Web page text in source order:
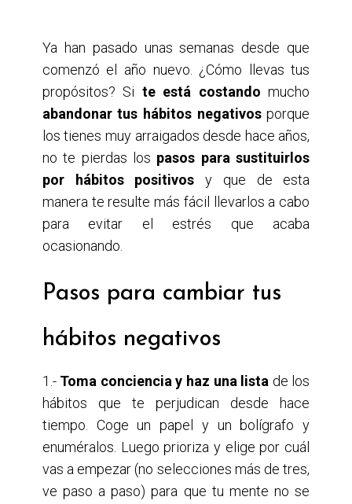
Ya han pasado unas semanas desde que
comenzó el año nuevo. ¿Cómo llevas tus
propósitos? Si te está costando mucho
abandonar tus hábitos negativosporque
los tienes muy arraigados desde hace años,
no te pierdas los pasos para sustituirlos
por hábitos positivos y que de esta
manera te resulte más fácil llevarlos a cabo
para evitar el estrés que acaba
ocasionando.
Pasos para cambiar tus
hábitos negativos
1.- Toma conciencia y haz una lista de los
hábitos que te perjudican desde hace
tiempo. Coge un papel y un bolígrafo y
enuméralos. Luego prioriza y elige por cuál
vas a empezar (no selecciones más de tres,
ve paso a paso) para que tu mente no se